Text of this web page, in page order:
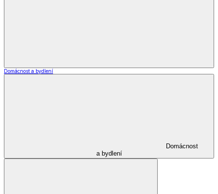
Domácnost a bydlení
Domácnost
a bydlení